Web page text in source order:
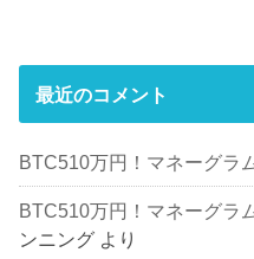
最近のコメント
BTC510万円！マネーグラ
BTC510万円！マネーグラ
ンニング より